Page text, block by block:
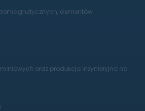
elementów
oraz produkcja inżynieryjna na